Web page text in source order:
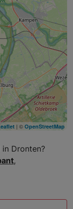
| © OpenStreetMap
Dronten?
,